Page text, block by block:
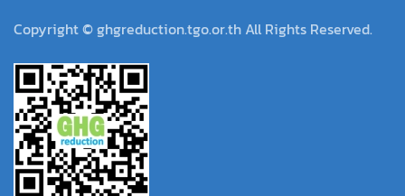
Copyright © ghgreduction.tgo.or.th All Rights Reserved.